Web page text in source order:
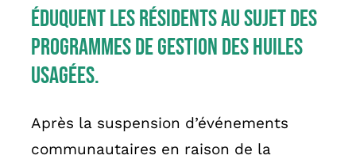
éduquent les résidents au sujet des
programmes de gestion des huiles
usagées.
Après la suspension d’événements
communautaires en raison de la